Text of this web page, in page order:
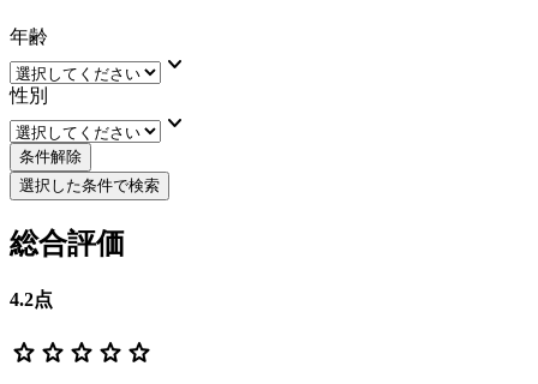
年齢
keyboard_arrow_down
性別
keyboard_arrow_down
条件解除
選択した条件で検索
総合評価
4.2点
star star star star star